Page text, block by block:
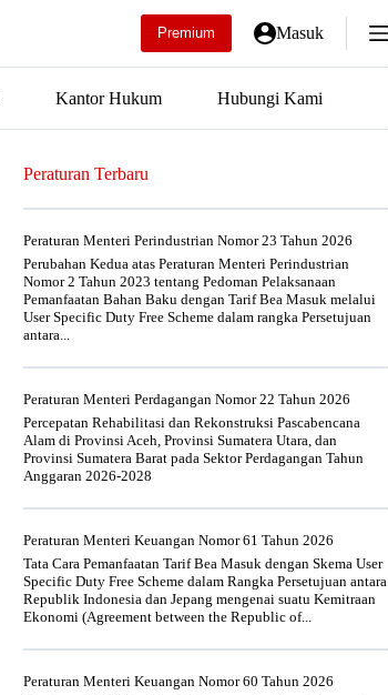
Premium Masuk
Kantor Hukum Hubungi Kami
Peraturan Terbaru
Peraturan Menteri Perindustrian Nomor 23 Tahun 2026
Perubahan Kedua atas Peraturan Menteri Perindustrian
Nomor 2 Tahun 2023 tentang Pedoman Pelaksanaan
Pemanfaatan Bahan Baku dengan Tarif Bea Masuk melalui
User Specific Duty Free Scheme dalam rangka Persetujuan
antara...
Peraturan Menteri Perdagangan Nomor 22 Tahun 2026
Percepatan Rehabilitasi dan Rekonstruksi Pascabencana
Alam di Provinsi Aceh, Provinsi Sumatera Utara, dan
Provinsi Sumatera Barat pada Sektor Perdagangan Tahun
Anggaran 2026-2028
Peraturan Menteri Keuangan Nomor 61 Tahun 2026
Tata Cara Pemanfaatan Tarif Bea Masuk dengan Skema User
Specific Duty Free Scheme dalam Rangka Persetujuan antara
Republik Indonesia dan Jepang mengenai suatu Kemitraan
Ekonomi (Agreement between the Republic of...
Peraturan Menteri Keuangan Nomor 60 Tahun 2026